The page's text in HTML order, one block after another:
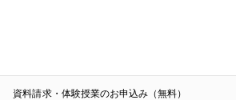
資料請求・体験授業のお申込み（無料）